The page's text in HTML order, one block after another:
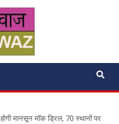
मानसून मॉक ड्रिल, 70 स्थानों पर